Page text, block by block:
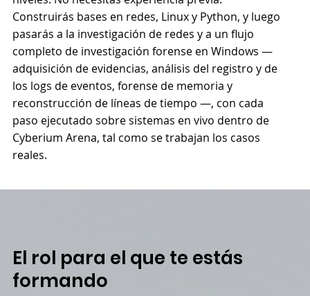
Construirás bases en redes, Linux y Python, y luego
pasarás a la investigación de redes y a un flujo
completo de investigación forense en Windows —
adquisición de evidencias, análisis del registro y de
los logs de eventos, forense de memoria y
reconstrucción de líneas de tiempo —, con cada
paso ejecutado sobre sistemas en vivo dentro de
Cyberium Arena, tal como se trabajan los casos
reales.
El rol para el que te estás
formando